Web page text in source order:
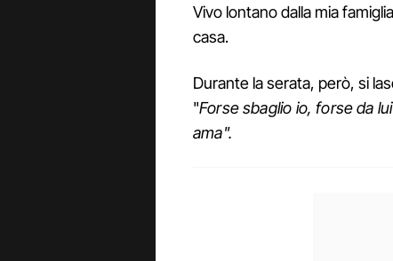
Vivo lontano dalla mia
casa.
Durante la serata, però, si
"Forse sbaglio io, forse da
ama".